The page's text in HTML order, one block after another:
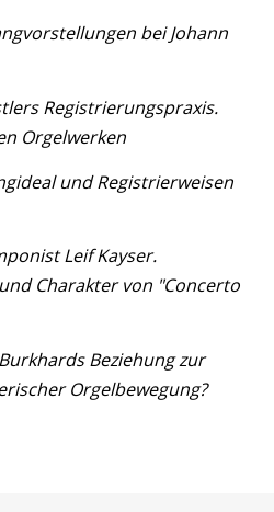
bei Johann
Registrierungspraxis.
Orgelwerken
und Registrierweisen
Leif Kayser.
Charakter von "Concerto
Beziehung zur
Orgelbewegung?